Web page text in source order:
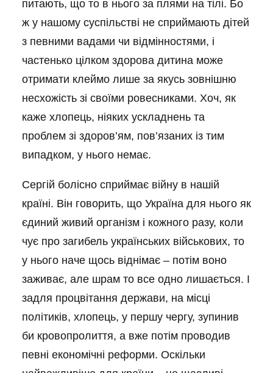
питають, що то в нього за плями на тілі. Бо
ж у нашому суспільстві не сприймають дітей
з певними вадами чи відмінностями, і
частенько цілком здорова дитина може
отримати клеймо лише за якусь зовнішню
несхожість зі своїми ровесниками. Хоч, як
каже хлопець, ніяких ускладнень та
проблем зі здоров’ям, пов’язаних із тим
випадком, у нього немає.
Сергій болісно сприймає війну в нашій
країні. Він говорить, що Україна для нього як
єдиний живий організм і кожного разу, коли
чує про загибель українських військових, то
у нього наче щось віднімає – потім воно
заживає, але шрам то все одно лишається. І
задля процвітання держави, на місці
політиків, хлопець, у першу чергу, зупинив
би кровопролиття, а вже потім проводив
певні економічні реформи. Оскільки